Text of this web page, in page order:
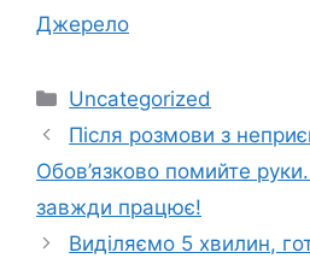
Джерело
Категорії
Uncategorized
Після розмови з
Обов’язково помийте
завжди працює!
Виділяємо 5 хвилин,